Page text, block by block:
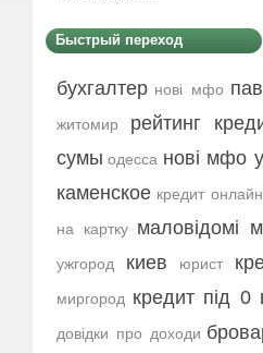
Быстрый переход
бухгалтер нові мфо
житомир
рейтинг
сумы одесса нові мфо
каменское кредит
на картку маловідомі
ужгород киев юрист
миргород кредит під 0
довідки про доходи